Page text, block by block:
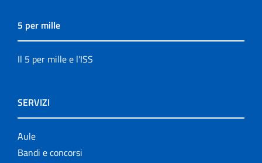
5 per mille
Il 5 per mille e l'ISS
SERVIZI
Aule
Bandi e concorsi